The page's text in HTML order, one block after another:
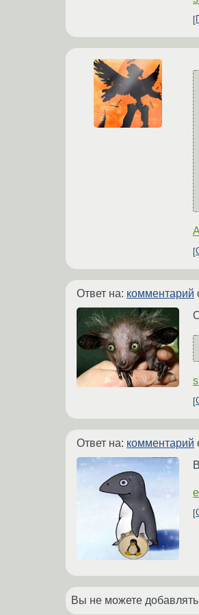
Ответ на: комментарий
Ответ на: комментарий
Вы не можете